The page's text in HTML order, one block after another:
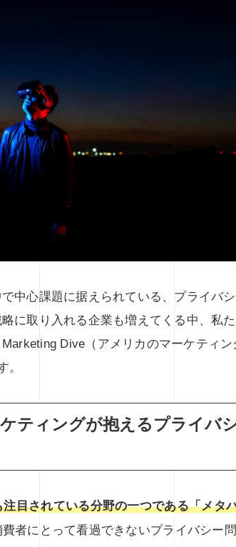
中心課題に据えられている、プライバ
に取り入れる企業も増えてくる中、私
Dive（アメリカのマーケティン
。
ティングが抱えるプライバ
目されている分野の一つである「メタ
者にとって看過できないプライバシー